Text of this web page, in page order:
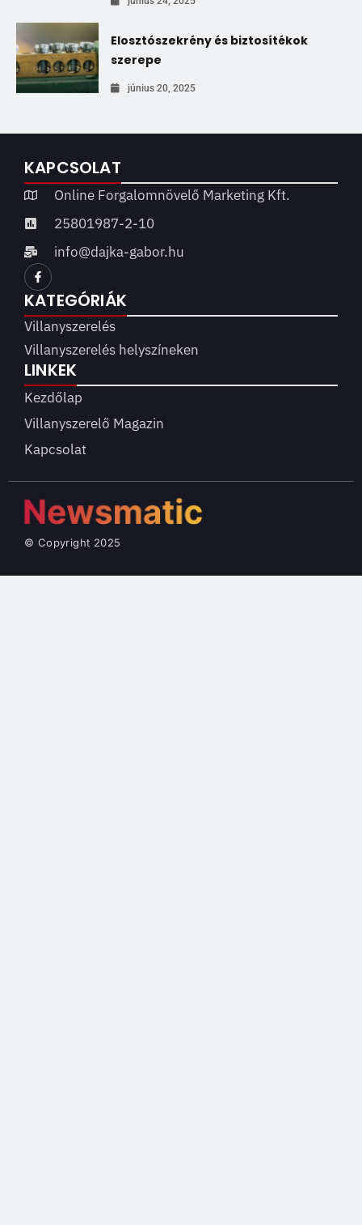
Elosztószekrény és biztosítékok
szerepe
június 20, 2025
KAPCSOLAT
Online Forgalomnövelő Marketing Kft.
25801987-2-10
info@dajka-gabor.hu
KATEGÓRIÁK
Villanyszerelés
Villanyszerelés helyszíneken
LINKEK
Kezdőlap
Villanyszerelő Magazin
Kapcsolat
© Copyright 2025